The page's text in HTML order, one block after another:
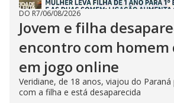
DO R7/06/08/2026
Jovem e filha
encontro com homem
em jogo online
Veridiane, de 18 anos, viajou do Paraná
com a filha e está desaparecida